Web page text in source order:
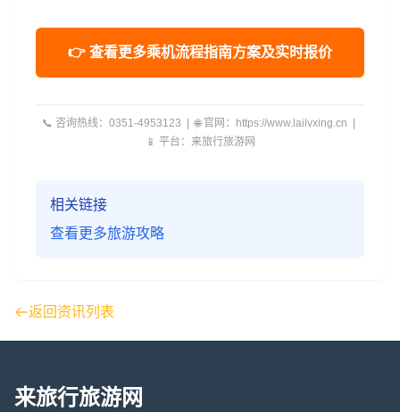
👉 查看更多乘机流程指南方案及实时报价
📞 咨询热线：0351-4953123 | 🌐 官网：https://www.lailvxing.cn |
📱 平台：来旅行旅游网
相关链接
查看更多旅游攻略
返回资讯列表
来旅行旅游网